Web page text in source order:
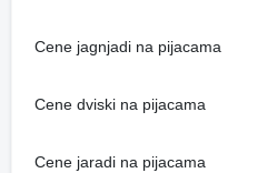
Cene jagnjadi na pijacama
Cene dviski na pijacama
Cene jaradi na pijacama